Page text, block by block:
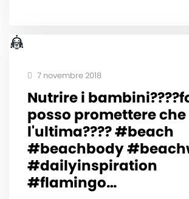
7 novembre 2018
Nutrire i
posso promettere
l'ultima???? #beach
#beachbody
#dailyinspiration
#flamingo…